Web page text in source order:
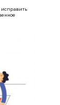
исправить